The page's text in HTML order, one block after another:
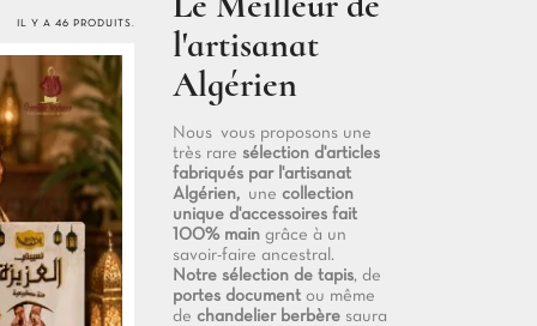
IL Y A 46 PRODUITS.
l'artisanat
Algérien
Nous vous proposons une
très rare sélection d'articles
fabriqués par l'artisanat
Algérien, une collection
unique d'accessoires fait
100% main grâce à un
savoir-faire ancestral.
Notre sélection de tapis, de
portes document ou même
de chandelier berbère saura